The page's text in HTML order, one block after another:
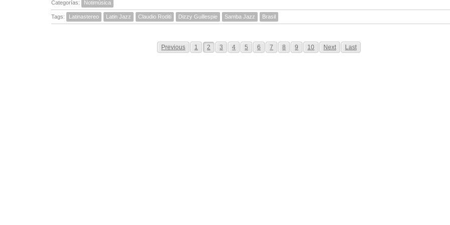
Categorías: Notimúsica
Tags: Latinastereo Latin Jazz Claudio Roditi Dizzy Guillespie Samba Jazz Brasil
Previous 1 2 3 4 5 6 7 8 9 10 Next Last